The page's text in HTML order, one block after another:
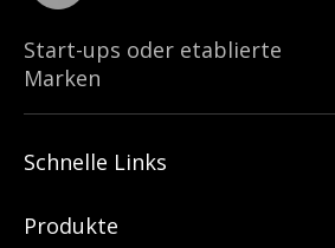
Start-ups oder etablierte
Marken
Schnelle Links
Produkte